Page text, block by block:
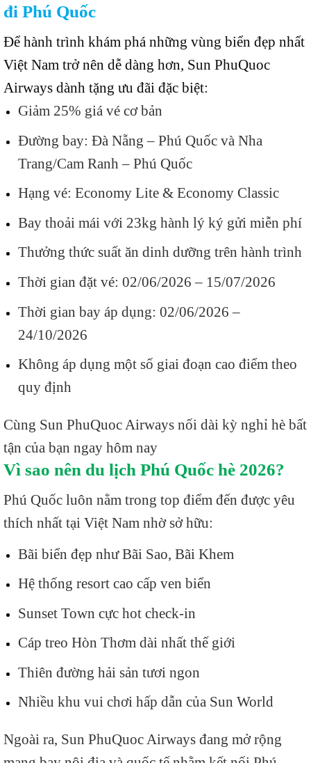
đi Phú Quốc
Để hành trình khám phá những vùng biển đẹp nhất
Việt Nam trở nên dễ dàng hơn, Sun PhuQuoc
Airways dành tặng ưu đãi đặc biệt:
Giảm 25% giá vé cơ bản
Đường bay: Đà Nẵng – Phú Quốc và Nha
Trang/Cam Ranh – Phú Quốc
Hạng vé: Economy Lite & Economy Classic
Bay thoải mái với 23kg hành lý ký gửi miễn phí
Thưởng thức suất ăn dinh dưỡng trên hành trình
Thời gian đặt vé: 02/06/2026 – 15/07/2026
Thời gian bay áp dụng: 02/06/2026 –
24/10/2026
Không áp dụng một số giai đoạn cao điểm theo
quy định
Cùng Sun PhuQuoc Airways nối dài kỳ nghỉ hè bất
tận của bạn ngay hôm nay
Vì sao nên du lịch Phú Quốc hè 2026?
Phú Quốc luôn nằm trong top điểm đến được yêu
thích nhất tại Việt Nam nhờ sở hữu:
Bãi biển đẹp như Bãi Sao, Bãi Khem
Hệ thống resort cao cấp ven biển
Sunset Town cực hot check-in
Cáp treo Hòn Thơm dài nhất thế giới
Thiên đường hải sản tươi ngon
Nhiều khu vui chơi hấp dẫn của Sun World
Ngoài ra, Sun PhuQuoc Airways đang mở rộng